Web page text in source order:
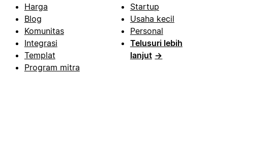
Harga
Blog
Komunitas
Integrasi
Templat
Program mitra
Startup
Usaha kecil
Personal
Telusuri lebih
lanjut →